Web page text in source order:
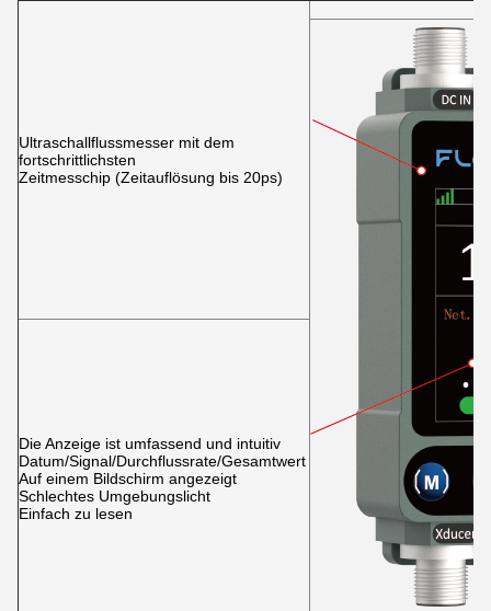
Ultraschallflussmesser mit dem
fortschrittlichsten
Zeitmesschip (Zeitauflösung bis 20ps)
Die Anzeige ist umfassend und intuitiv
Datum/Signal/Durchflussrate/Gesamtwert
Auf einem Bildschirm angezeigt
Schlechtes Umgebungslicht
Einfach zu lesen